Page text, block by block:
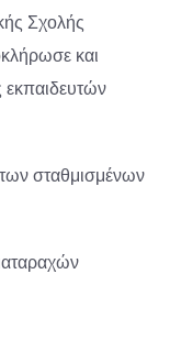
Σχολής
και
σταθμισμένων